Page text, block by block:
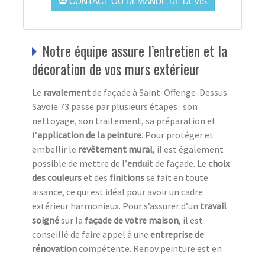
Notre équipe assure l’entretien et la
décoration de vos murs extérieur
Le ravalementde façade à Saint-Offenge-Dessus
Savoie 73 passe par plusieurs étapes : son
nettoyage, son traitement, sa préparation et
l’application de la peinture. Pour protéger et
embellir le revêtement mural, il est également
possible de mettre de l’enduitde façade. Le choix
des couleurset des finitionsse fait en toute
aisance, ce qui est idéal pour avoir un cadre
extérieur harmonieux. Pour s’assurer d’un travail
soignésur la façade de votre maison, il est
conseillé de faire appel à une entreprise de
rénovationcompétente. Renov peinture est en